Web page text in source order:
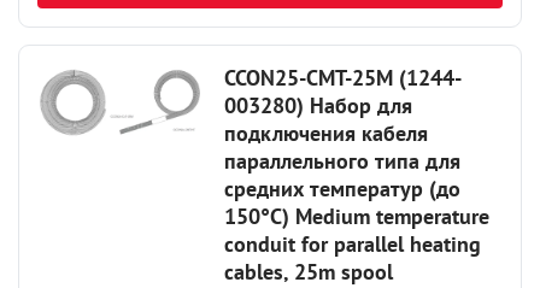
CCON25-CMT-25M (1244-
003280) Набор для
подключения кабеля
параллельного типа для
средних температур (до
150°С) Medium temperature
conduit for parallel heating
cables, 25m spool